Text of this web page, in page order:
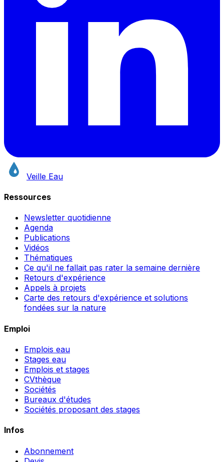
Veille Eau
Ressources
Newsletter quotidienne
Agenda
Publications
Vidéos
Thématiques
Ce qu'il ne fallait pas rater la semaine dernière
Retours d'expérience
Appels à projets
Carte des retours d'expérience et solutions
fondées sur la nature
Emploi
Emplois eau
Stages eau
Emplois et stages
CVthèque
Sociétés
Bureaux d'études
Sociétés proposant des stages
Infos
Abonnement